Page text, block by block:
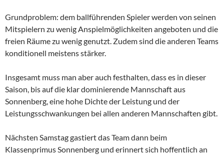
Grundproblem: dem ballführenden Spieler werden von seinen
Mitspielern zu wenig Anspielmöglichkeiten angeboten und die
freien Räume zu wenig genutzt. Zudem sind die anderen Teams
konditionell meistens stärker.
Insgesamt muss man aber auch festhalten, dass es in dieser
Saison, bis auf die klar dominierende Mannschaft aus
Sonnenberg, eine hohe Dichte der Leistung und der
Leistungsschwankungen bei allen anderen Mannschaften gibt.
Nächsten Samstag gastiert das Team dann beim
Klassenprimus Sonnenberg und erinnert sich hoffentlich an